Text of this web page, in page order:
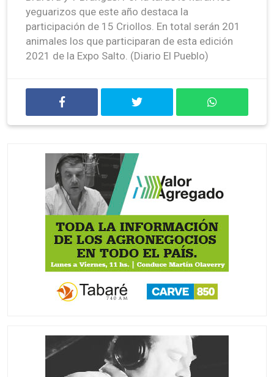
yeguarizos que este año destaca la
participación de 15 Criollos. En total serán 201
animales los que participaran de esta edición
2021 de la Expo Salto. (Diario El Pueblo)